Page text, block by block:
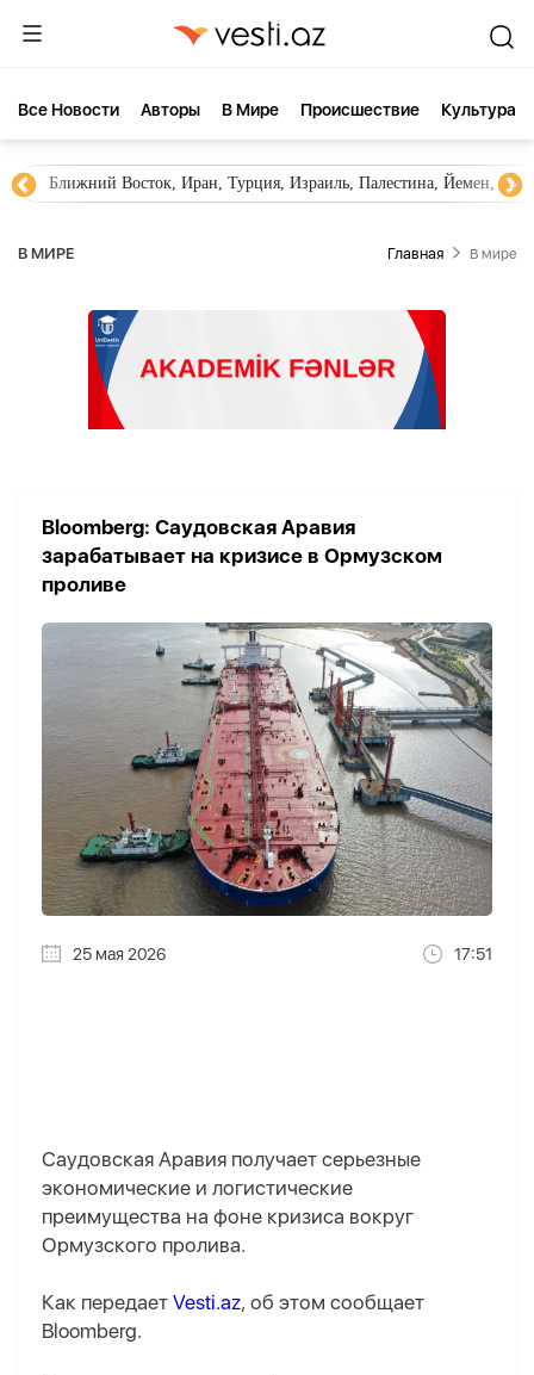
Все Новости Aвторы В Мире Происшествие Культура
Ближний Восток, Иран, Турция, Израиль, Палестина, Йемен,
В МИРЕ Главная В мире
Bloomberg: Саудовская Аравия
зарабатывает на кризисе в Ормузском
проливе
25 мая 2026 17:51
Саудовская Аравия получает серьезные
экономические и логистические
преимущества на фоне кризиса вокруг
Ормузского пролива.
Как передает Vesti.az, об этом сообщает
Bloomberg.